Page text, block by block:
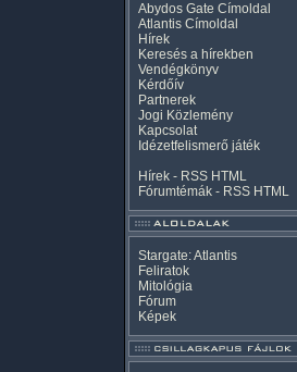
Abydos Gate Címoldal
Atlantis Címoldal
Hírek
Keresés a hírekben
Vendégkönyv
Kérdőív
Partnerek
Jogi Közlemény
Kapcsolat
Idézetfelismerő játék
Hírek - RSS HTML
Fórumtémák - RSS HTML
Stargate: Atlantis
Feliratok
Mitológia
Fórum
Képek